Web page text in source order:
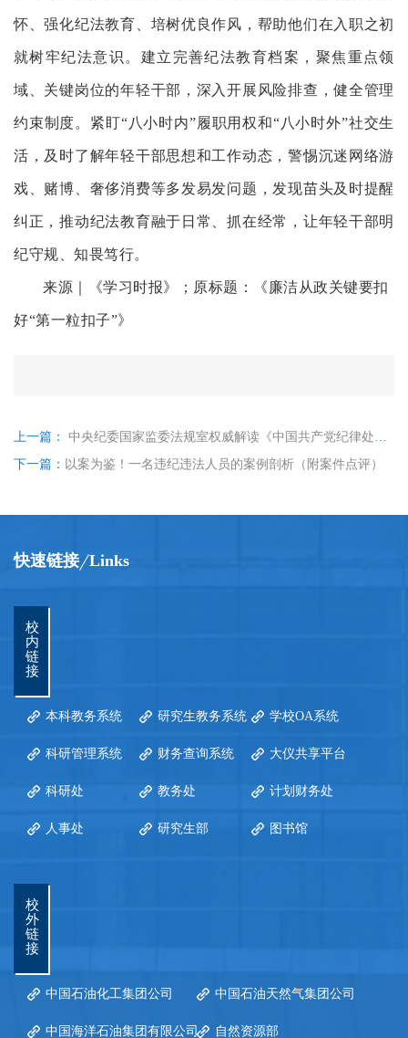
怀、强化纪法教育、培树优良作风，帮助他们在入职之初
就树牢纪法意识。建立完善纪法教育档案，聚焦重点领
域、关键岗位的年轻干部，深入开展风险排查，健全管理
约束制度。紧盯“八小时内”履职用权和“八小时外”社交生
活，及时了解年轻干部思想和工作动态，警惕沉迷网络游
戏、赌博、奢侈消费等多发易发问题，发现苗头及时提醒
纠正，推动纪法教育融于日常、抓在经常，让年轻干部明
纪守规、知畏笃行。
来源｜《学习时报》；原标题：《廉洁从政关键要扣
好“第一粒扣子”》
上一篇： 中央纪委国家监委法规室权威解读《中国共产党纪律处分条例》工作纪律修订的重点内容
下一篇： 以案为鉴！一名违纪违法人员的案例剖析（附案件点评）
快速链接 Links
校
内
链
接
本科教务系统 研究生教务系统 学校OA系统
科研管理系统 财务查询系统 大仪共享平台
科研处 教务处 计划财务处
人事处 研究生部 图书馆
校
外
链
接
中国石油化工集团公司 中国石油天然气集团公司
中国海洋石油集团有限公司 自然资源部